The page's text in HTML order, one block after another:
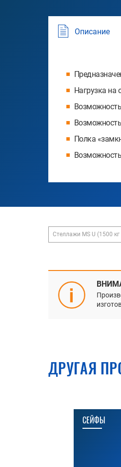
Описание
Нагрузка на
Полка
Стеллажи MS U (1500
ДРУГАЯ
СЕЙФЫ